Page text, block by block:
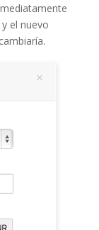
el nuevo